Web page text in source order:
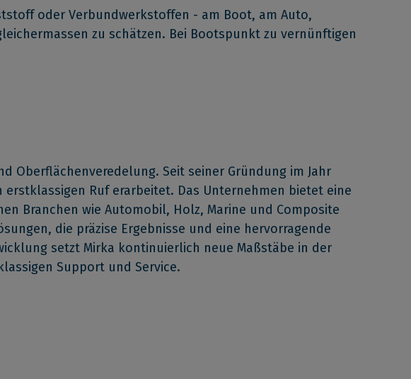
oder Verbundwerkstoffen - am Boot, am Auto,
zu schätzen. Bei Bootspunkt zu vernünftigen
Oberflächenveredelung. Seit seiner Gründung im Jahr
Ruf erarbeitet. Das Unternehmen bietet eine
Branchen wie Automobil, Holz, Marine und Composite
die präzise Ergebnisse und eine hervorragende
setzt Mirka kontinuierlich neue Maßstäbe in der
Support und Service.